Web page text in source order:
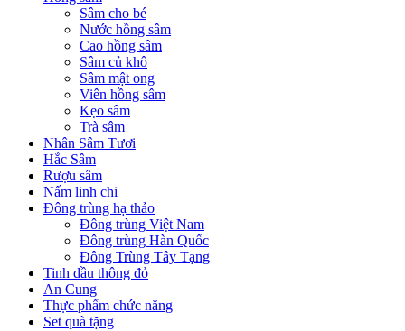
Sâm cho bé
Nước hồng sâm
Cao hồng sâm
Sâm củ khô
Sâm mật ong
Viên hồng sâm
Kẹo sâm
Trà sâm
Nhân Sâm Tươi
Hắc Sâm
Rượu sâm
Nấm linh chi
Đông trùng hạ thảo
Đông trùng Việt Nam
Đông trùng Hàn Quốc
Đông Trùng Tây Tạng
Tinh dầu thông đỏ
An Cung
Thực phẩm chức năng
Set quà tặng